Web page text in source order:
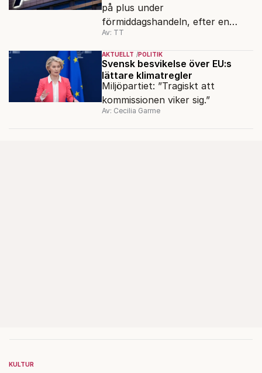
på plus under
förmiddagshandeln, efter en
inledning nedåt – trots ett högre
oljepris och AI-oro.
Av: TT
AKTUELLT POLITIK
Svensk besvikelse över EU:s
lättare klimatregler
Miljöpartiet: ”Tragiskt att
kommissionen viker sig.”
Av: Cecilia Garme
KULTUR